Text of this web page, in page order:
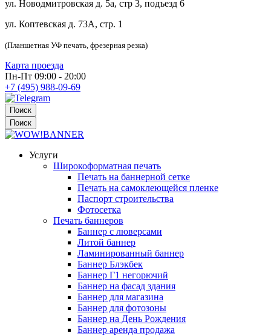
ул. Новодмитровская д. 5а, стр 3, подъезд 6
ул. Коптевская д. 73А, стр. 1
(Планшетная УФ печать, фрезерная резка)
Карта проезда
Пн-Пт 09:00 - 20:00
+7 (495) 988-09-69
Поиск
Поиск
Услуги
Широкоформатная печать
Печать на баннерной сетке
Печать на самоклеющейся пленке
Паспорт строительства
Фотосетка
Печать баннеров
Баннер с люверсами
Литой баннер
Ламинированный баннер
Баннер Блэкбек
Баннер Г1 негорючий
Баннер на фасад здания
Баннер для магазина
Баннер для фотозоны
Баннер на День Рождения
Баннер аренда продажа